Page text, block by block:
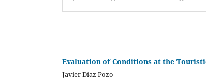
Evaluation of Conditions at the
Javier Díaz Pozo